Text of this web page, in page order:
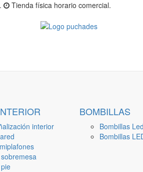
Tienda física horario comercial.
interior
BOMBILLAS
Bombillas Led
Bombillas